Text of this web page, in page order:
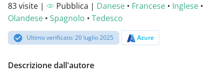
83 visite | Pubblica | Danese • Francese • Inglese •
Olandese • Spagnolo • Tedesco
Ultimo verificato: 20 luglio 2025 Azure
Descrizione dall'autore